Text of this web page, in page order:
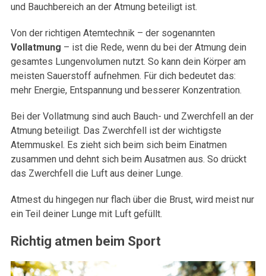
und Bauchbereich an der Atmung beteiligt ist.
Von der richtigen Atemtechnik – der sogenannten
Vollatmung – ist die Rede, wenn du bei der Atmung dein
gesamtes Lungenvolumen nutzt. So kann dein Körper am
meisten Sauerstoff aufnehmen. Für dich bedeutet das:
mehr Energie, Entspannung und besserer Konzentration.
Bei der Vollatmung sind auch Bauch- und Zwerchfell an der
Atmung beteiligt. Das Zwerchfell ist der wichtigste
Atemmuskel. Es zieht sich beim sich beim Einatmen
zusammen und dehnt sich beim Ausatmen aus. So drückt
das Zwerchfell die Luft aus deiner Lunge.
Atmest du hingegen nur flach über die Brust, wird meist nur
ein Teil deiner Lunge mit Luft gefüllt.
Richtig atmen beim Sport